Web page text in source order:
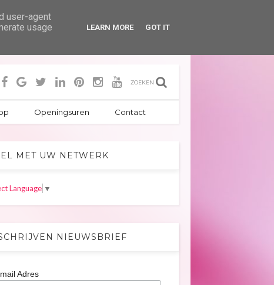
ZOEKEN
Openingsuren Contact
MET UW NETWERK
Language ▼
NIEUWSBRIEF
Adres
user-agent
usage
LEARN MORE GOT IT